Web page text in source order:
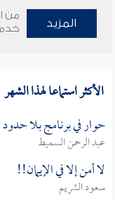
المزيد
من
الأكثر استماعا لهذا الشهر
حوار في برنامج بلا حدود
عبد الرحمن السميط
لا أمن إلا في الإيمان!!
سعود الشريم